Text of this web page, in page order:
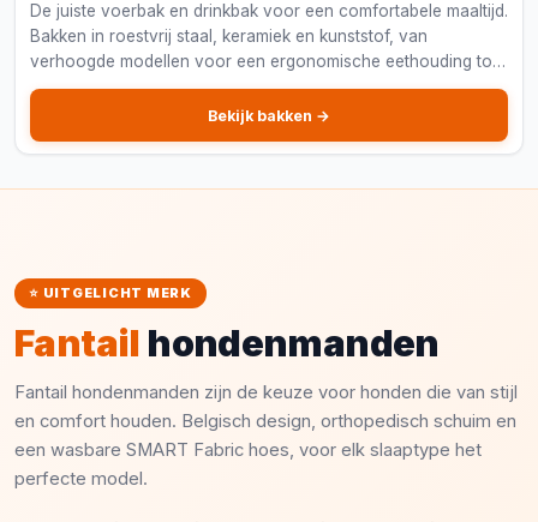
De juiste voerbak en drinkbak voor een comfortabele maaltijd.
Bakken in roestvrij staal, keramiek en kunststof, van
verhoogde modellen voor een ergonomische eethouding tot
antislipbakken.
Bekijk bakken →
⭐ UITGELICHT MERK
Fantail hondenmanden
Fantail hondenmanden zijn de keuze voor honden die van stijl
en comfort houden. Belgisch design, orthopedisch schuim en
een wasbare SMART Fabric hoes, voor elk slaaptype het
perfecte model.